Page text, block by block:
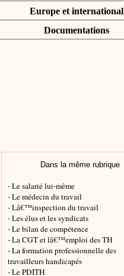
Europe et international
Documentations
Dans la même rubrique
- Le salarié lui-même
- Le médecin du travail
- Lâ€™inspection du travail
- Les élus et les syndicats
- Le bilan de compétence
- La CGT et lâ€™emploi des TH
- La formation professionnelle des
travailleurs handicapés
- Le PDITH